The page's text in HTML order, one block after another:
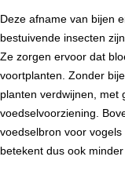
Deze afname van bijen
bestuivende insecten
Ze zorgen ervoor dat
voortplanten. Zonder
planten verdwijnen, met
voedselvoorziening.
voedselbron voor
betekent dus ook